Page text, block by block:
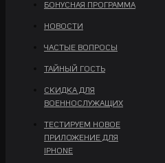
БОНУСНАЯ ПРОГРАММА
НОВОСТИ
ЧАСТЫЕ ВОПРОСЫ
ТАЙНЫЙ ГОСТЬ
СКИДКА ДЛЯ
ВОЕННОСЛУЖАЩИХ
ТЕСТИРУЕМ НОВОЕ
ПРИЛОЖЕНИЕ ДЛЯ
IPHONE